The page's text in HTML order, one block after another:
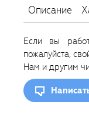
Описание
Если вы
пожалуйста,
Нам и другим